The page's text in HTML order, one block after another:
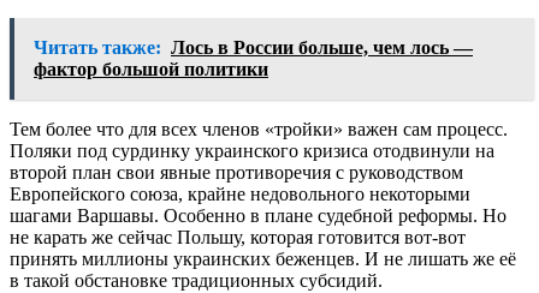
Читать также: Лось в России больше, чем лось —
фактор большой политики
Тем более что для всех членов «тройки» важен сам процесс.
Поляки под сурдинку украинского кризиса отодвинули на
второй план свои явные противоречия с руководством
Европейского союза, крайне недовольного некоторыми
шагами Варшавы. Особенно в плане судебной реформы. Но
не карать же сейчас Польшу, которая готовится вот-вот
принять миллионы украинских беженцев. И не лишать же её
в такой обстановке традиционных субсидий.